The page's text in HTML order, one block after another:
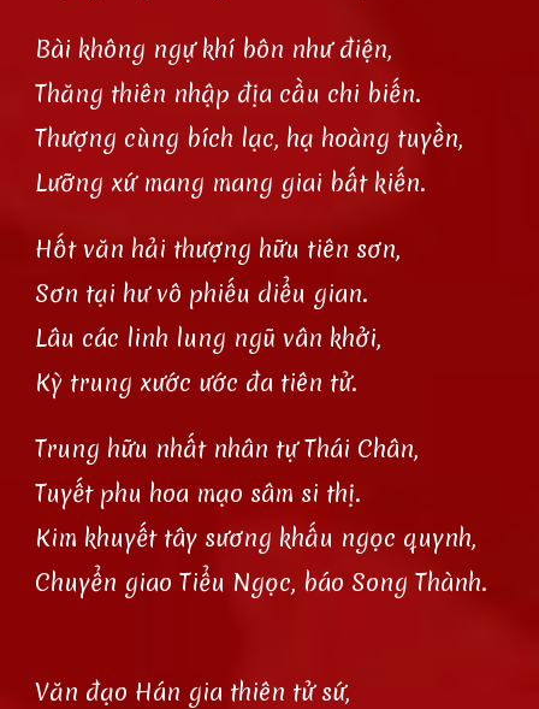
Bài không ngự khí bôn như điện,
Thăng thiên nhập địa cầu chi biến.
Thượng cùng bích lạc, hạ hoàng tuyền,
Lưỡng xứ mang mang giai bất kiến.
Hốt văn hải thượng hữu tiên sơn,
Sơn tại hư vô phiếu diểu gian.
Lâu các linh lung ngũ vân khởi,
Kỳ trung xước ước đa tiên tử.
Trung hữu nhất nhân tự Thái Chân,
Tuyết phu hoa mạo sâm si thị.
Kim khuyết tây sương khấu ngọc quynh,
Chuyển giao Tiểu Ngọc, báo Song Thành.
Văn đạo Hán gia thiên tử sứ,